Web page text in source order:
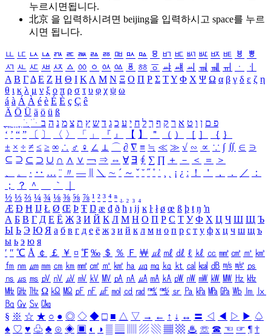
누르시면됩니다.
北京 을 입력하시려면 beijing을 입력하시고 space를 누르
시면 됩니다.
ㅥ ㅦ ㅧ ㅨ ㅩ ㅪ ㅫ ㅬ ㅭ ㅮ ㅯ ㅰ ㅱ ㅲ ㅳ ㅴ ㅵ ㅶ ㅷ ㅸ
ㅹ
ㅺ ㅻ ㅼ ㅽ ㅾ ㅿ ㆀ ㆁ ㆂ ㆃ ㆄ ㆅ ㆆ ㆇ ㆈ ㆉ ㆊ ㆋ ㆌ ㆍ
ㆎ
Α Β ΓΔ Ε Ζ Η Θ Ι ΚΛ Μ Ν Ξ Ο Π Ρ Σ ΤΥ Φ Χ Ψ Ω α β γ δ ε ζ η
θ ι κ λ μ ν ξ ο π ρ σ τ υ φ χ ψ ω
á à Á À é è É È ç Ç ê
Ä Ö Ü ä ö ü ß
ִֶֹ ֻּ ׁׂ פ ם ן ו ט א ר ק ף ך ל ח י ע כ ג ד ש ץ ת צ מ נ ה ב
‘ ’ “ ” 〔 〕 〈 〉 「 」 『 』 【 】 ＂ （ ） ［ ］ ｛ ｝
± × ÷ ≠ ≤ ≥ ∞ ∴ ♂ ♀ ∠ ⊥ ⌒ ∂ ∇ ≡ ≒ ≪ ≫ √ ∽ ∝ ∵ ∫ ∬ ∈ ∋
⊆ ⊇ ⊂ ⊃ ∪ ∩ ∧ ∨ ￢ ⇒ ⇔ ∀ ∃ ∮ ∑ ∏ ＋ － ＜ ＝
＞
、
。 · ‥ … ¨ 〃 ― ＼ ∼ ´ ～ ˇ ˘ ˝ ˚ ˙ ¸ ¡ ¿ ː ！ ＇ ， ． ／
：
；
？ ＾ ｀
½ ⅓ ⅔ ¼ ¾ ⅛ ⅜ ⅝ ⅞ ¹ ² ³ ⁴ ⁿ ₁ ₂ ₃ ₄
Æ Ð Ħ Ĳ Ł Ø Œ Þ Ŧ Ŋ æ đ ð ħ ı ĳ ĸ ŀ ł ø œ ß þ ŧ ŋ ŉ
А Б В Г Д Е Ё Ж З И Й К Л М Н О П Р С Т У Ф Х Ц Ч Ш Щ Ъ
Ы Ь Э Ю Я а б в г д е ё ж з и й к л м н о п р с т у ф х ц ч ш щ ъ
ы ь э ю я
′ ″ ℃ Å ￠ ￡ ￥ ¤ ℉ ‰ ＄ ％ Ｆ ￦ ㎕ ㎖ ㎗ ℓ ㎘ ㏄ ㎣ ㎤ ㎥ ㎦
㎙ ㎚ ㎛ ㎜ ㎝ ㎞ ㎟ ㎠ ㎡ ㎢ ㏊ ㎍ ㎎ ㎏ ㏏ ㎈ ㎉ ㏈ ㎧ ㎨ ㎰
㎱ ㎲ ㎳ ㎴ ㎵ ㎶ ㎷ ㎸ ㎹ ㎀ ㎁ ㎂ ㎃ ㎄ ㎺ ㎻ ㎽ ㎾ ㎿ ㎐ ㎑
㎒ ㎓ ㎔ Ω ㏀ ㏁ ㎊ ㎋ ㎌ ㏖ ㏅ ㎭ ㎮ ㎯ ㏛ ㎩ ㎪ ㎫ ㎬ ㏝ ㏐
㏓
㏃ ㏉ ㏜ ㏆
§ ※ ☆ ★ ○ ● ◎ ◇ ◆ □ ■ △ ▽ → ← ↑ ↓ ↔ 〓 ◁ ◀ ▷ ▶ ♤
♠ ♡ ♥ ♧ ♣ ⊙ ◈ ▣ ◐ ◑ ▒ ▤ ▨ ▧ ▦ ▩ ♨ ☏ ☎ ☜ ☞ ¶ †